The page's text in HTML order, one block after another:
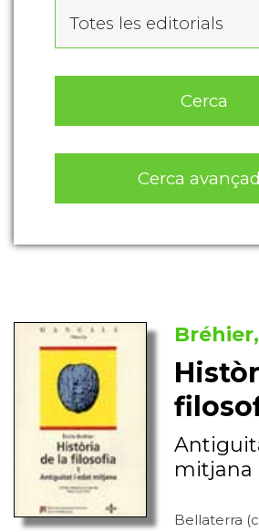
Totes les editorials
Cerca
Cerca
mitjana
Bellaterra